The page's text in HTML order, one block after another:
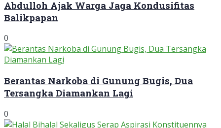
Abdulloh Ajak Warga Jaga Kondusifitas
Balikpapan
0
Berantas Narkoba di Gunung Bugis, Dua
Tersangka Diamankan Lagi
0